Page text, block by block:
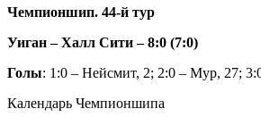
Чемпионшип. 44-й тур
Уиган – Халл Сити – 8:0 (7:0)
Голы: 1:0 – Нейсмит, 2; 2:0 – Мур, 27;
Календарь Чемпионшипа